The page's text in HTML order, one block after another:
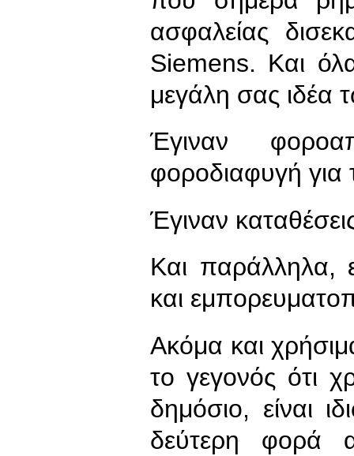
ασφαλείας
Siemens. Και
μεγάλη σας ιδέα
Έγιναν
φοροδιαφυγή για
Έγιναν
Και παράλληλα,
και
Ακόμα και
το γεγονός ότι
δημόσιο, είναι
δεύτερη φορά